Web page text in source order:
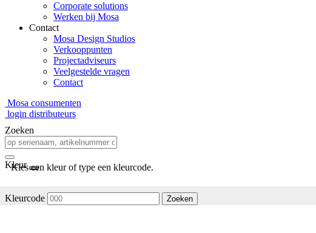
Corporate solutions
Werken bij Mosa
Contact
Mosa Design Studios
Verkooppunten
Projectadviseurs
Veelgestelde vragen
Contact
Mosa consumenten
login distributeurs
Zoeken
Kleur
Kies een kleur of type een kleurcode.
Kleurcode Zoeken